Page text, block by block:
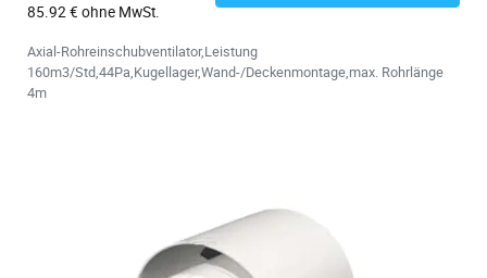
85.92 € ohne MwSt.
Axial-Rohreinschubventilator,Leistung
160m3/Std,44Pa,Kugellager,Wand-/Deckenmontage,max. Rohrlänge
4m